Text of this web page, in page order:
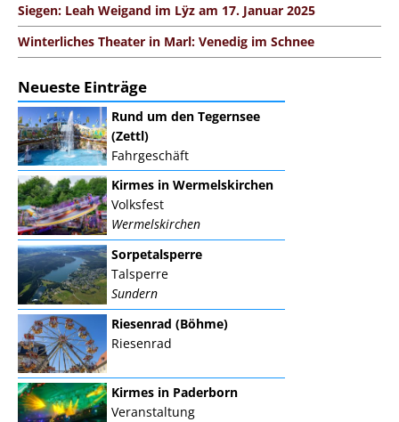
Siegen: Leah Weigand im Lÿz am 17. Januar 2025
Winterliches Theater in Marl: Venedig im Schnee
Neueste Einträge
Rund um den Tegernsee
(Zettl)
Fahrgeschäft
Kirmes in Wermelskirchen
Volksfest
Wermelskirchen
Sorpetalsperre
Talsperre
Sundern
Riesenrad (Böhme)
Riesenrad
Kirmes in Paderborn
Veranstaltung